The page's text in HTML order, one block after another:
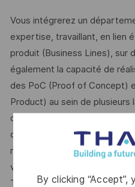
By clicking
Vous intégrerez un
expertise, travaillant, en lien
produit (Business Lines), sur
également la capacité de
des PoC (Proof of Concept)
Product) au sein de
disposerez d’une position
d’appréhender de
nécessite une bonne agilité
votre poste une importante
Travaillant en lien avec des